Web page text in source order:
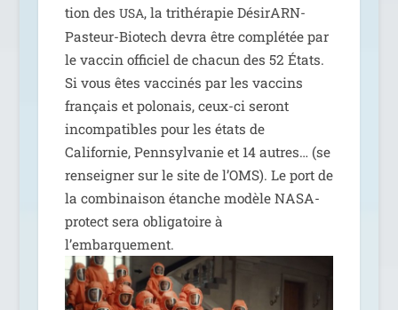
tion des USA, la tri­thé­ra­pie DésirARN-
Pasteur-Biotech devra être com­plé­tée par
le vac­cin offi­ciel de cha­cun des 52 États.
Si vous êtes vac­ci­nés par les vac­cins
fran­çais et polo­nais, ceux-ci seront
incom­pa­tibles pour les états de
Californie, Pennsylvanie et 14 autres… (se
ren­sei­gner sur le site de l’OMS). Le port de
la com­bi­nai­son étanche modèle NASA-
pro­tect sera obli­ga­toire à
l’embarquement.